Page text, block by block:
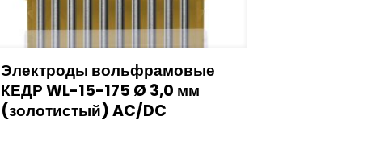
Электроды вольфрамовые
КЕДР WL-15-175 Ø 3,0 мм
(золотистый) AC/DC